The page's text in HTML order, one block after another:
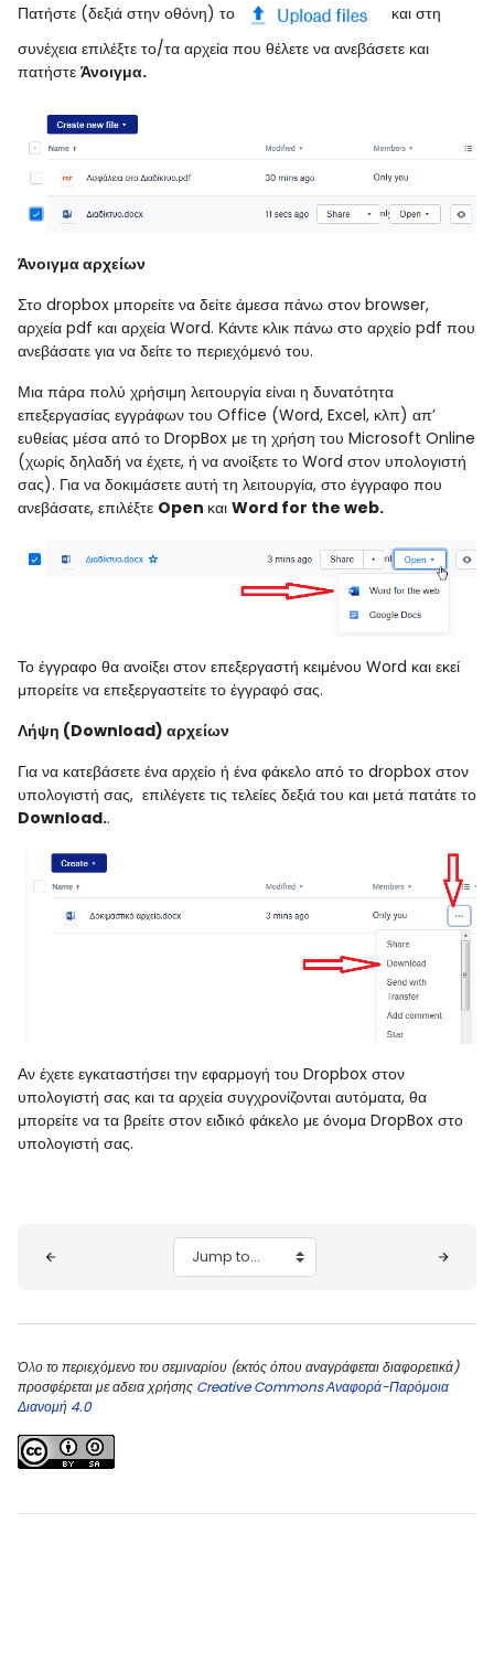
Πατήστε (δεξιά στην οθόνη) το
και στη
συνέχεια επιλέξτε το/τα αρχεία που θέλετε να ανεβάσετε και
πατήστε Άνοιγμα.
Άνοιγμα αρχείων
Στο dropbox μπορείτε να δείτε άμεσα πάνω στον browser,
αρχεία pdf και αρχεία Word. Κάντε κλικ πάνω στο αρχείο pdf που
ανεβάσατε για να δείτε το περιεχόμενό του.
Μια πάρα πολύ χρήσιμη λειτουργία είναι η δυνατότητα
επεξεργασίας εγγράφων του Office (Word, Excel, κλπ) απ’
ευθείας μέσα από το DropBox με τη χρήση του Microsoft Online
(χωρίς δηλαδή να έχετε, ή να ανοίξετε το Word στον υπολογιστή
σας). Για να δοκιμάσετε αυτή τη λειτουργία, στο έγγραφο που
ανεβάσατε, επιλέξτε Open και Word for the web.
Το έγγραφο θα ανοίξει στον επεξεργαστή κειμένου Word και εκεί
μπορείτε να επεξεργαστείτε το έγγραφό σας.
Λήψη (Download) αρχείων
Για να κατεβάσετε ένα αρχείο ή ένα φάκελο από το dropbox στον
υπολογιστή σας, επιλέγετε τις τελείες δεξιά του και μετά πατάτε το
Download..
Αν έχετε εγκαταστήσει την εφαρμογή του Dropbox στον
υπολογιστή σας και τα αρχεία συγχρονίζονται αυτόματα, θα
μπορείτε να τα βρείτε στον ειδικό φάκελο με όνομα DropBox στο
υπολογιστή σας.
Jump to...
Όλο το περιεχόμενο του σεμιναρίου (εκτός όπου αναγράφεται διαφορετικά)
προσφέρεται με αδεια χρήσης Creative Commons Αναφορά-Παρόμοια
Διανομή 4.0